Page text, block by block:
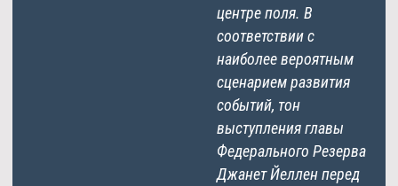
центре поля. В
соответствии с
наиболее вероятным
сценарием развития
событий, тон
выступления главы
Федерального Резерва
Джанет Йеллен перед